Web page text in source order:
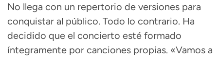
No llega con un repertorio de versiones para
conquistar al público. Todo lo contrario. Ha
decidido que el concierto esté formado
íntegramente por canciones propias. «Vamos a